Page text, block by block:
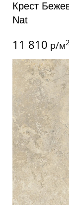
Крест
Nat
11 810 р/м2